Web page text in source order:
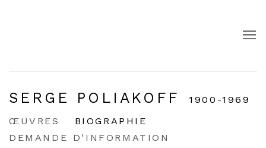
SERGE POLIAKOFF
1900-1969
ŒUVRES
BIOGRAPHIE
DEMANDE D'INFORMATION